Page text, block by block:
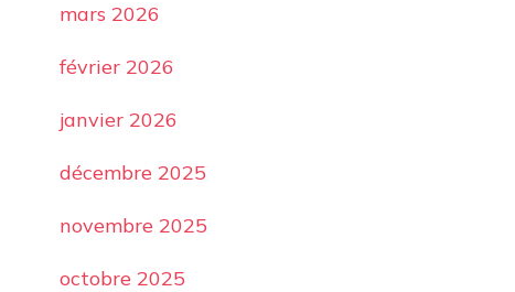
mars 2026
février 2026
janvier 2026
décembre 2025
novembre 2025
octobre 2025